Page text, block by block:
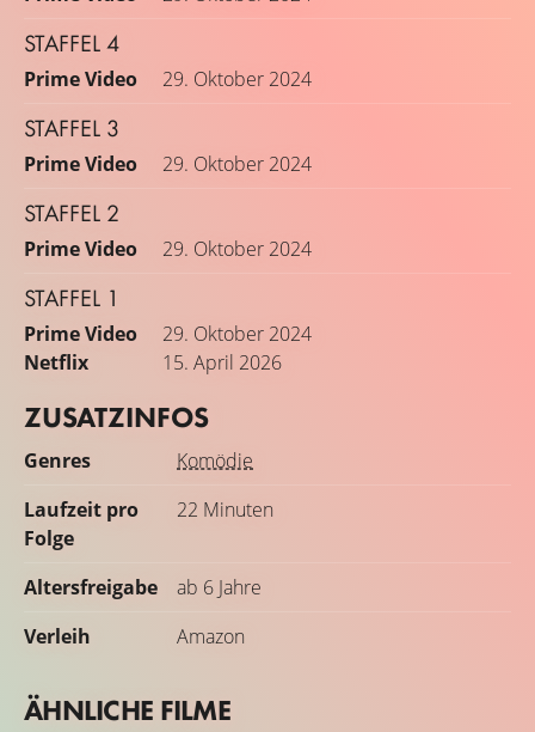
STAFFEL 4
Prime Video 29. Oktober 2024
STAFFEL 3
Prime Video 29. Oktober 2024
STAFFEL 2
Prime Video 29. Oktober 2024
STAFFEL 1
Prime Video
29. Oktober 2024
Netflix
15. April 2026
ZUSATZINFOS
Genres
Komödie
Laufzeit pro
Folge
22 Minuten
Altersfreigabe
ab 6 Jahre
Verleih
Amazon
ÄHNLICHE FILME